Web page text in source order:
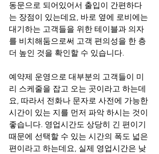
동문으로 되어있어서 출입이 간편하다
는 장점이 있는데요, 바로 옆에 로비에는
대기하는 고객들을 위한 테이블과 의자
를 비치해둠으로써 고객 편의성을 한 층
더 높인 것을 확인할 수 있습니다.
예약제 운영으로 대부분의 고객들이 미
리 스케줄을 잡고 오는 곳이라고 하는데
요, 따라서 전화나 문자로 사전에 가능한
시간이 있는 지를 먼저 파악 하시는 것이
좋습니다. 영업시간도 상당히 긴 편이기
때문에 선택할 수 있는 시간의 폭도 넓은
편이라고 하는데요, 실제 영업시간은 낮